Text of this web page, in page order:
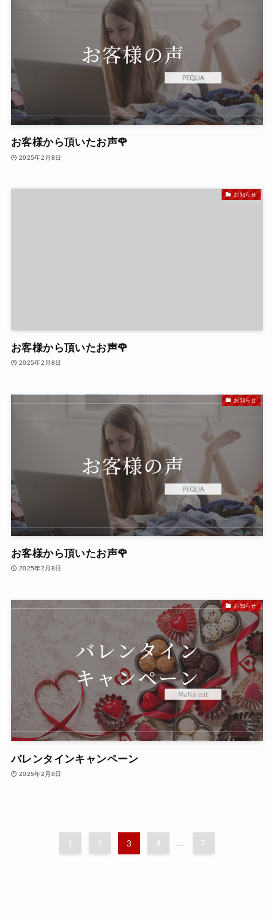
お客様から頂いたお声🌹
2025年2月8日
お知らせ
お客様から頂いたお声🌹
2025年2月8日
お知らせ
お客様から頂いたお声🌹
2025年2月8日
お知らせ
バレンタインキャンペーン
2025年2月8日
1 2 3 4 ... 7